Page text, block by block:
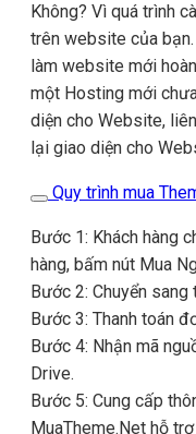
Không? Vì quá trình
trên website của
làm website mới
một Hosting mới
diện cho Website,
lại giao diện cho
Quy trình mua
Bước 1: Khách hàng
hàng, bấm nút Mua
Bước 2: Chuyển
Bước 3: Thanh toán
Bước 4: Nhận mã
Drive.
Bước 5: Cung cấp
MuaTheme.Net hỗ